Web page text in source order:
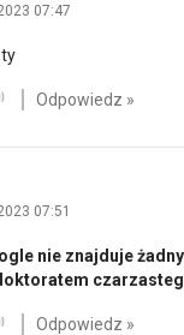
07:47
Odpowiedz »
07:51
nie znajduje
Odpowiedz »